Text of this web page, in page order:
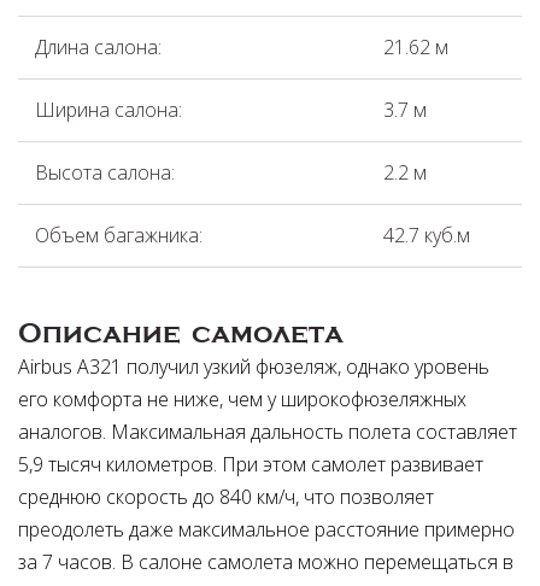
Длина салона: 21.62 м
Ширина салона: 3.7 м
Высота салона: 2.2 м
Объем багажника: 42.7 куб.м
Описание самолета
Airbus A321 получил узкий фюзеляж, однако уровень
его комфорта не ниже, чем у широкофюзеляжных
аналогов. Максимальная дальность полета составляет
5,9 тысяч километров. При этом самолет развивает
среднюю скорость до 840 км/ч, что позволяет
преодолеть даже максимальное расстояние примерно
за 7 часов. В салоне самолета можно перемещаться в